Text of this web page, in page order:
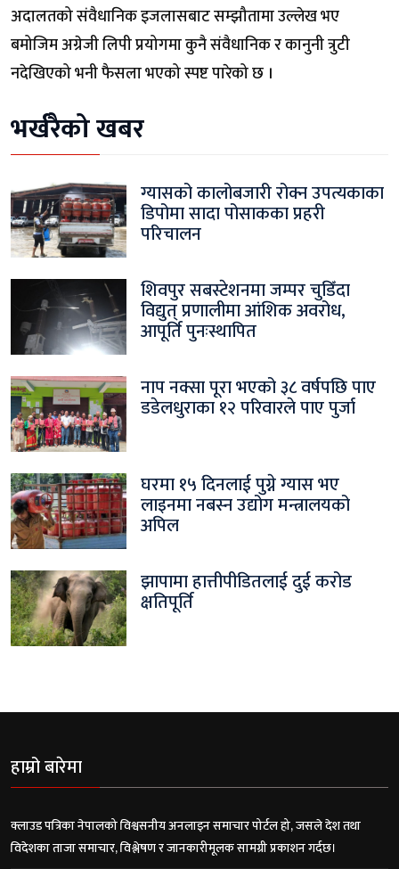
अदालतको संवैधानिक इजलासबाट सम्झौतामा उल्लेख भए
बमोजिम अग्रेजी लिपी प्रयोगमा कुनै संवैधानिक र कानुनी त्रुटी
नदेखिएको भनी फैसला भएको स्पष्ट पारेको छ ।
भर्खरैको खबर
ग्यासको कालोबजारी रोक्न उपत्यकाका
डिपोमा सादा पोसाकका प्रहरी
परिचालन
शिवपुर सबस्टेशनमा जम्पर चुडिँदा
विद्युत् प्रणालीमा आंशिक अवरोध,
आपूर्ति पुनःस्थापित
नाप नक्सा पूरा भएको ३८ वर्षपछि पाए
डडेलधुराका १२ परिवारले पाए पुर्जा
घरमा १५ दिनलाई पुग्ने ग्यास भए
लाइनमा नबस्न उद्योग मन्त्रालयको
अपिल
झापामा हात्तीपीडितलाई दुई करोड
क्षतिपूर्ति
हाम्रो बारेमा
क्लाउड पत्रिका नेपालको विश्वसनीय अनलाइन समाचार पोर्टल हो, जसले देश तथा
विदेशका ताजा समाचार, विश्लेषण र जानकारीमूलक सामग्री प्रकाशन गर्दछ।